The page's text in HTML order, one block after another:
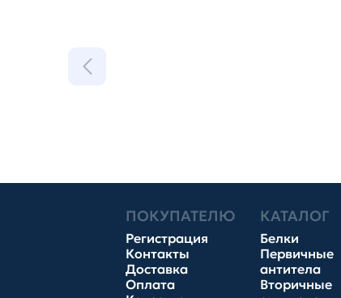
ПОКУПАТЕЛЮ
Регистрация
Контакты
Доставка
Оплата
КАТАЛОГ
Белки
Первичные
антитела
Вторичные